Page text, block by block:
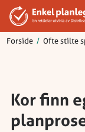
Forside / Ofte stilte
Kor finn